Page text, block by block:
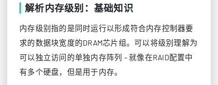
解析内存级别：基础知识
内存级别指的是同时运行以形成符合内存控制器要
求的数据块宽度的DRAM芯片组。可以将级别理解为
可以独立访问的单独内存阵列 – 就像在RAID配置中
有多个硬盘，但是用于内存。